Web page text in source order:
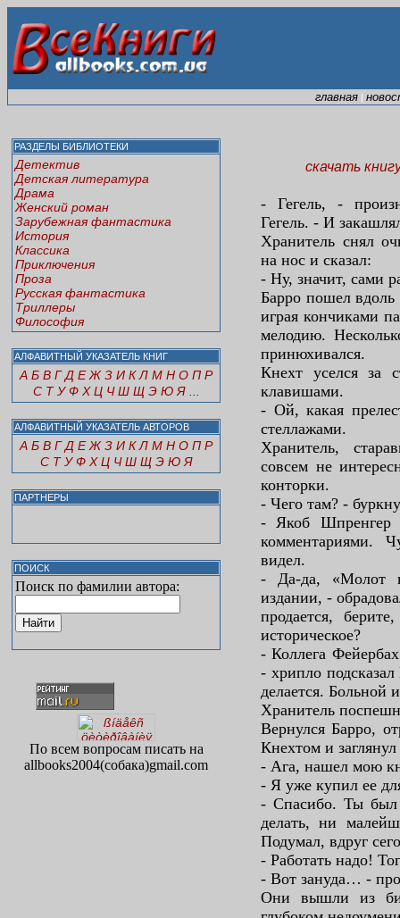
главная |
РАЗДЕЛЫ БИБЛИОТЕКИ
Детектив
Детская литература
Драма
Женский роман
Зарубежная фантастика
История
Классика
Приключения
Проза
Русская фантастика
Триллеры
Философия
АЛФАВИТНЫЙ УКАЗАТЕЛЬ КНИГ
А Б В Г Д Е Ж З И К Л М Н О П Р
С Т У Ф Х Ц Ч Ш Щ Э Ю Я
АЛФАВИТНЫЙ УКАЗАТЕЛЬ АВТОРОВ
А Б В Г Д Е Ж З И К Л М Н О П Р
С Т У Ф Х Ц Ч Ш Щ Э Ю Я
ПАРТНЕРЫ
ПОИСК
Поиск по фамилии автора:
По всем вопросам писать на
allbooks2004(собака)gmail.com
скачать
- Гегель, -
Гегель. - И
Хранитель снял
на нос и сказал:
- Ну, значит, сами
Барро пошел
играя кончиками
мелодию.
принюхивался.
Кнехт уселся за
клавишами.
- Ой, какая
стеллажами.
Хранитель,
совсем не
конторки.
- Чего там? -
- Якоб Шпренгер
комментариями.
видел.
- Да-да, «Молот
издании, -
продается,
историческое?
- Коллега
- хрипло
делается. Больной
Хранитель
Вернулся Барро,
Кнехтом и
- Ага, нашел мою
- Я уже купил ее
- Спасибо. Ты был
делать, ни
Подумал, вдруг
- Работать надо!
- Вот зануда… -
Они вышли из